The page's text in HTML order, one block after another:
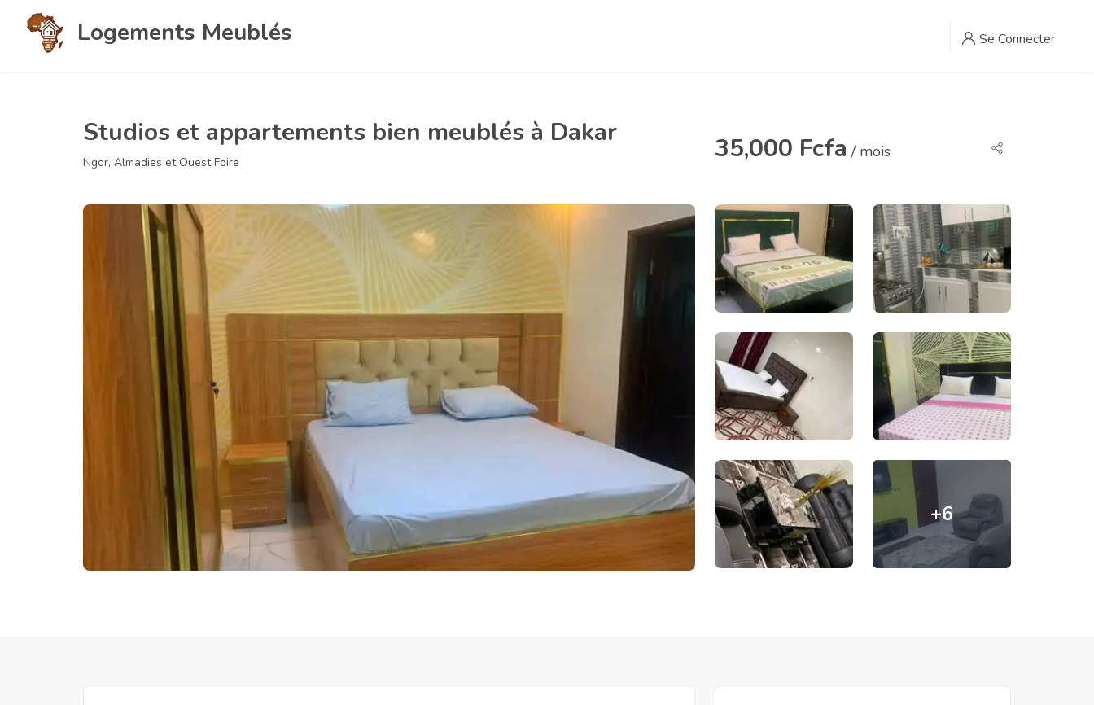
Logements Meublés Se Connecter
Studios et appartements bien meublés à Dakar
Ngor, Almadies et Ouest Foire 35,000 Fcfa / mois
+6